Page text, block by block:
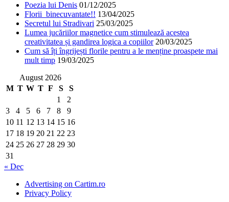
Poezia lui Denis 01/12/2025
Florii binecuvantate!! 13/04/2025
Secretul lui Stradivari 25/03/2025
Lumea jucăriilor magnetice cum stimulează acestea
creativitatea și gandirea logica a copiilor 20/03/2025
Cum să îți îngrijești florile pentru a le menține proaspete mai
mult timp 19/03/2025
August 2026
M T W T F S
S
1
2
3
4 5 6 7 8
9
10 11 12 13 14 15 16
17 18 19 20 21 22 23
24 25 26 27 28 29 30
31
« Dec
Advertising on Cartim.ro
Privacy Policy